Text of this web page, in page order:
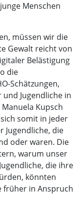
Menschen
müssen wir die
Gewalt reicht von
Belästigung
die
Schätzungen,
Jugendliche in
Kupsch
somit in jeder
Jugendliche, die
oder waren. Die
warum unser
die ihre
könnten
früher in Anspruch